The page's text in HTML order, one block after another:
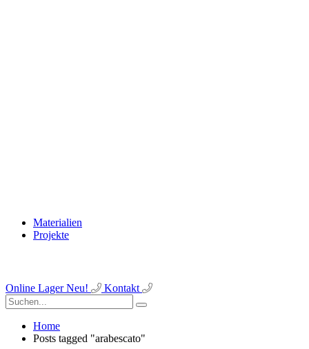
Materialien
Projekte
Online LagerNeu! Kontakt
Home
Posts tagged "arabescato"